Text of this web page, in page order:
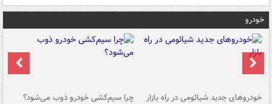
خودرو
خودروهای جدید شیائومی در راه بازار چرا سیم‌کشی خودرو ذوب می‌شود؟